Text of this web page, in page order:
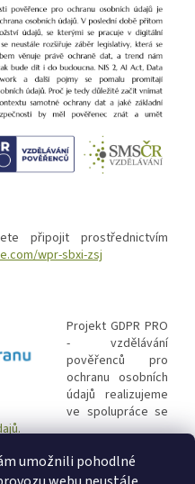
umožnili pohodlné
připojit prostřednictvím
wpr-sbxi-zsj
Projekt GDPR PRO
- vzdělávání
pověřenců pro
ochranu osobních
údajů realizujeme
ve spolupráce se